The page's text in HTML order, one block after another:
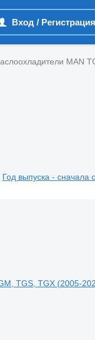
Вход / Регистрация
MAN
Год выпуска - сначала